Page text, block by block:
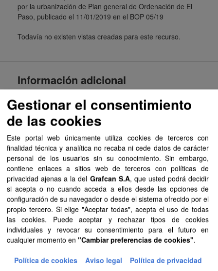
por la urbanización de Plan general de Ordenación de El
Paso, publicado el 11/01/2019 en el BOP 05/19
Todavía no existen vistas creadas para este recurso.
Recursos
Información adicional
Campo
Última actualización de
los datos
Última actualización de
los metadatos
4 de mayo de 2021
Formato
PDF
Licencia
Aviso Legal del
Gobierno de Canarias
Mostrar más
Gestionar el consentimiento
de las cookies
Este portal web únicamente utiliza cookies de terceros con
finalidad técnica y analítica no recaba ni cede datos de carácter
personal de los usuarios sin su conocimiento. Sin embargo,
contiene enlaces a sitios web de terceros con políticas de
privacidad ajenas a la del Grafcan S.A, que usted podrá decidir
si acepta o no cuando acceda a ellos desde las opciones de
configuración de su navegador o desde el sistema ofrecido por el
propio tercero. Si elige "Aceptar todas", acepta el uso de todas
las cookies. Puede aceptar y rechazar tipos de cookies
individuales y revocar su consentimiento para el futuro en
cualquier momento en "Cambiar preferencias de cookies".
Política de cookies Aviso legal Política de privacidad